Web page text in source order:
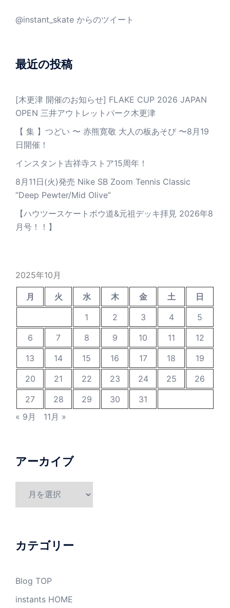
@instant_skate からのツイート
最近の投稿
[木更津 開催のお知らせ] FLAKE CUP 2026 JAPAN
OPEN 三井アウトレットパーク木更津
【 集 】つどい 〜 赤熊寛敬 大人の板あそび 〜8月19
日開催！
インスタント吉祥寺ストア15周年！
8月11日(火)発売 Nike SB Zoom Tennis Classic
”Deep Pewter/Mid Olive”
【ハウツースケートボウ道&元祖デッキ拝見 2026年8
月号！！】
2025年10月
月 火 水 木 金 土
日
1
2 3 4
5
6
7 8 9 10 11
12
13
14 15 16 17 18
19
20
21 22 23 24 25
26
27
28 29 30
31
« 9月
11月 »
アーカイブ
ブ
カテゴリー
Blog TOP
instants HOME